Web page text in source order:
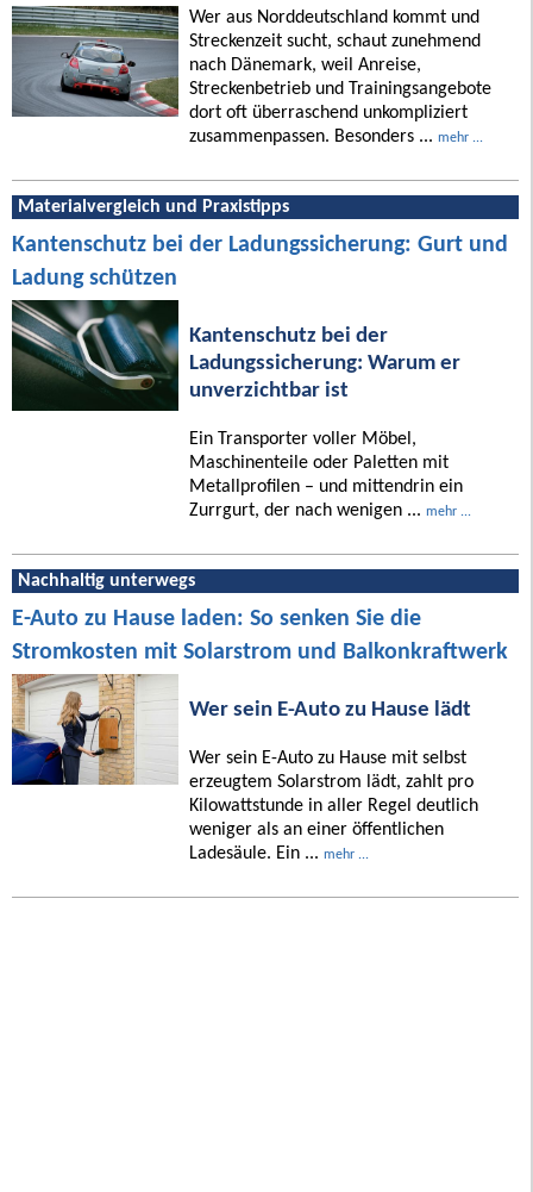
Wer aus Norddeutschland kommt und
Streckenzeit sucht, schaut zunehmend
nach Dänemark, weil Anreise,
Streckenbetrieb und Trainingsangebote
dort oft überraschend unkompliziert
zusammenpassen. Besonders ... mehr ...
Materialvergleich und Praxistipps
Kantenschutz bei der Ladungssicherung: Gurt und
Ladung schützen
Kantenschutz bei der
Ladungssicherung: Warum er
unverzichtbar ist
Ein Transporter voller Möbel,
Maschinenteile oder Paletten mit
Metallprofilen – und mittendrin ein
Zurrgurt, der nach wenigen ... mehr ...
Nachhaltig unterwegs
E-Auto zu Hause laden: So senken Sie die
Stromkosten mit Solarstrom und Balkonkraftwerk
Wer sein E-Auto zu Hause lädt
Wer sein E-Auto zu Hause mit selbst
erzeugtem Solarstrom lädt, zahlt pro
Kilowattstunde in aller Regel deutlich
weniger als an einer öffentlichen
Ladesäule. Ein ... mehr ...